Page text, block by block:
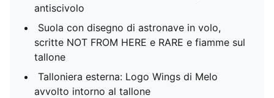
antiscivolo
Suola con disegno di astronave in volo,
scritte NOT FROM HERE e RARE e fiamme sul
tallone
Talloniera esterna: Logo Wings di Melo
avvolto intorno al tallone